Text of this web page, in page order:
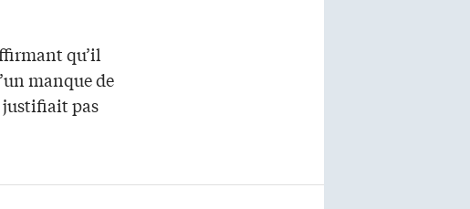
qu’il
manque de
justifiait pas